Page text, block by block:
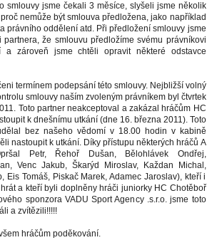
smlouvy jsme čekali 3 měsíce, slyšeli jsme několik
nemůže být smlouva předložena, jako například
právního oddělení atd. Při předložení smlouvy jsme
partnera, že smlouvu předložíme svému právníkovi
a zároveň jsme chtěli opravit některé odstavce
termínem podepsání této smlouvy. Nejbližší volný
smlouvy naším zvoleným právníkem byl čtvrtek
Toto partner neakceptoval a zakázal hráčům HC
k dnešnímu utkání (dne 16. března 2011). Toto
bez našeho vědomí v 18.00 hodin v kabině
nastoupit k utkání. Díky přístupu některých hráčů A
Petr, Řehoř Dušan, Bělohlávek Ondřej,
Venc Jakub, Škarýd Miroslav, Každan Michal,
Eis Tomáš, Piskač Marek, Adamec Jaroslav), kteří i
a kteří byli doplněny hráči juniorky HC Chotěboř
sponzora VADU Sport Agency .s.r.o. jsme toto
a zvítězili!!!!!
hráčům poděkování.